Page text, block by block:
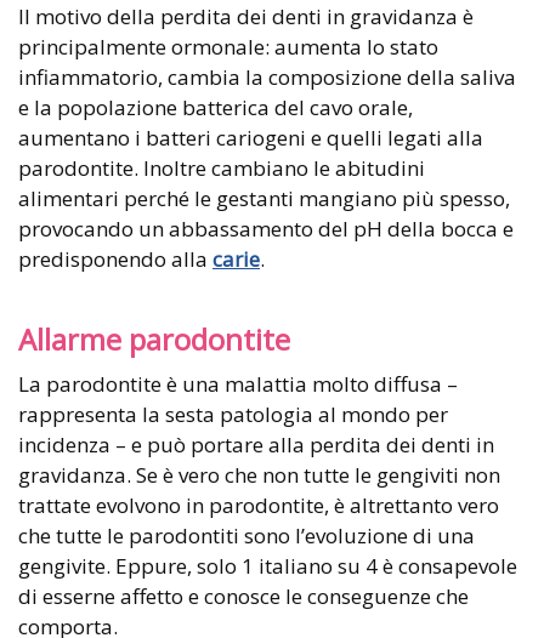
Il motivo della perdita dei denti in gravidanza è
principalmente ormonale: aumenta lo stato
infiammatorio, cambia la composizione della saliva
e la popolazione batterica del cavo orale,
aumentano i batteri cariogeni e quelli legati alla
parodontite. Inoltre cambiano le abitudini
alimentari perché le gestanti mangiano più spesso,
provocando un abbassamento del pH della bocca e
predisponendo alla carie.
Allarme parodontite
La parodontite è una malattia molto diffusa –
rappresenta la sesta patologia al mondo per
incidenza – e può portare alla perdita dei denti in
gravidanza. Se è vero che non tutte le gengiviti non
trattate evolvono in parodontite, è altrettanto vero
che tutte le parodontiti sono l’evoluzione di una
gengivite. Eppure, solo 1 italiano su 4 è consapevole
di esserne affetto e conosce le conseguenze che
comporta.